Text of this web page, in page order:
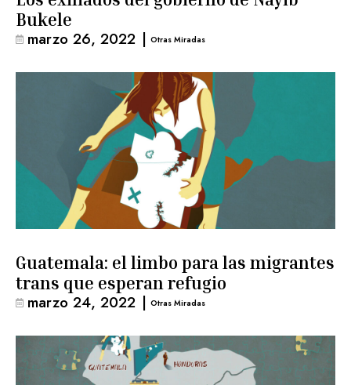
Bukele
marzo 26, 2022 | Otras Miradas
Guatemala: el limbo para las migrantes
trans que esperan refugio
marzo 24, 2022 | Otras Miradas